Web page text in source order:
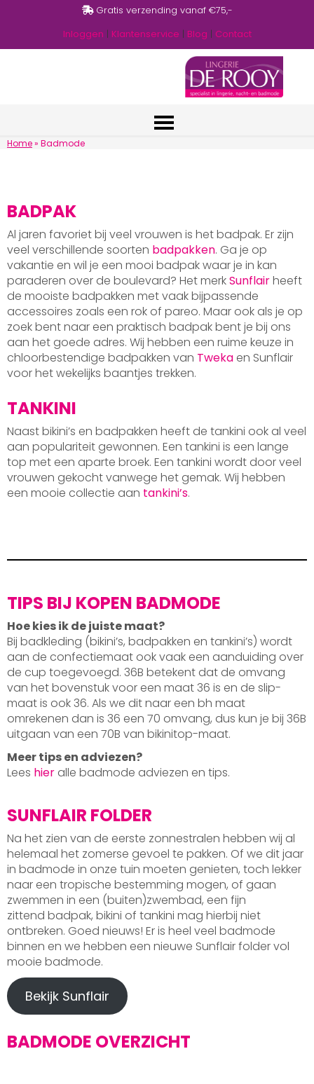
Gratis verzending vanaf €75,-
Inloggen | Klantenservice | Blog | Contact
Home» Badmode
BADPAK
Al jaren favoriet bij veel vrouwen is het badpak. Er zijn
veel verschillende soorten badpakken. Ga je op
vakantie en wil je een mooi badpak waar je in kan
paraderen over de boulevard? Het merkSunflairheeft
de mooiste badpakken met vaak bijpassende
accessoires zoals een rok of pareo. Maar ook als je op
zoek bent naar een praktisch badpak bent je bij ons
aan het goede adres. Wij hebben een ruime keuze in
chloorbestendige badpakken van Tweka en Sunflair
voor het wekelijks baantjes trekken.
TANKINI
Naast bikini’s en badpakken heeft de tankini ook al veel
aan populariteit gewonnen. Een tankini is een lange
top met een aparte broek. Een tankini wordt door veel
vrouwen gekocht vanwege het gemak. Wij hebben
een mooie collectie aan tankini’s.
TIPS BIJ KOPEN BADMODE
Hoe kies ik de juiste maat?
Bij badkleding (bikini’s, badpakken en tankini’s) wordt
aan de confectiemaat ook vaak een aanduiding over
de cup toegevoegd. 36B betekent dat de omvang
van het bovenstuk voor een maat 36 is en de slip-
maat is ook 36. Als we dit naar een bh maat
omrekenen dan is 36 een 70 omvang, dus kun je bij 36B
uitgaan van een 70B van bikinitop-maat.
Meer tips en adviezen?
Lees hier alle badmode adviezen en tips.
SUNFLAIR FOLDER
Na het zien van de eerste zonnestralen hebben wij al
helemaal het zomerse gevoel te pakken. Of we dit jaar
in badmode in onze tuin moeten genieten, toch lekker
naar een tropische bestemming mogen, of gaan
zwemmen in een (buiten)zwembad, een fijn
zittend badpak, bikini of tankini mag hierbij niet
ontbreken. Goed nieuws! Er is heel veel badmode
binnen en we hebben een nieuwe Sunflair folder vol
mooie badmode.
Bekijk Sunflair
BADMODE OVERZICHT